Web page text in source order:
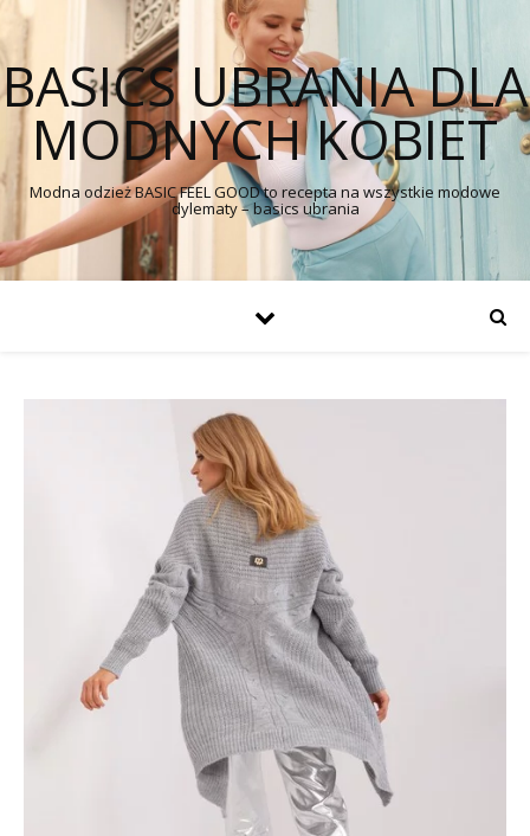
BASICS UBRANIA DLA
MODNYCH KOBIET
Modna odzież BASIC FEEL GOOD to recepta na wszystkie modowe
dylematy – basics ubrania